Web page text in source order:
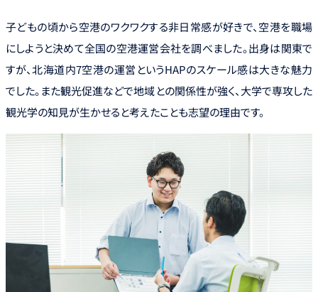
子どもの頃から空港のワクワクする非日常感が好きで、空港を職場
にしようと決めて全国の空港運営会社を調べました。出身は関東で
すが、北海道内7空港の運営というHAPのスケール感は大きな魅力
でした。また観光促進などで地域との関係性が強く、大学で専攻した
観光学の知見が生かせると考えたことも志望の理由です。